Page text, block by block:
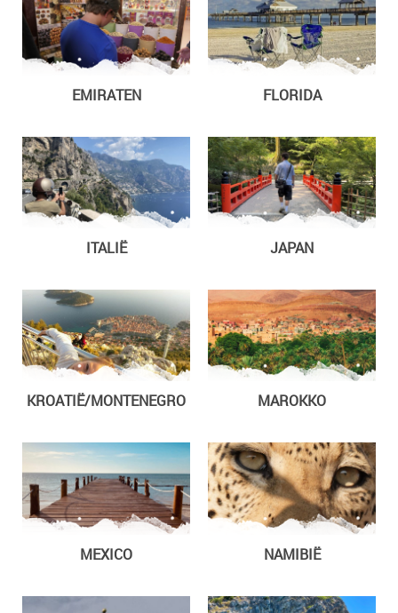
EMIRATEN FLORIDA
ITALIË JAPAN
KROATIË/MONTENEGRO MAROKKO
MEXICO NAMIBIË